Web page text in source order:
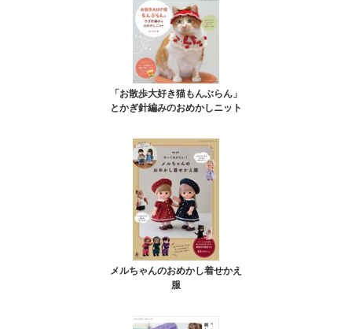
「お散歩大好き猫もんぶらん」
とかぎ針編みのおめかしニット
メルちゃんのおめかし着せかえ
服